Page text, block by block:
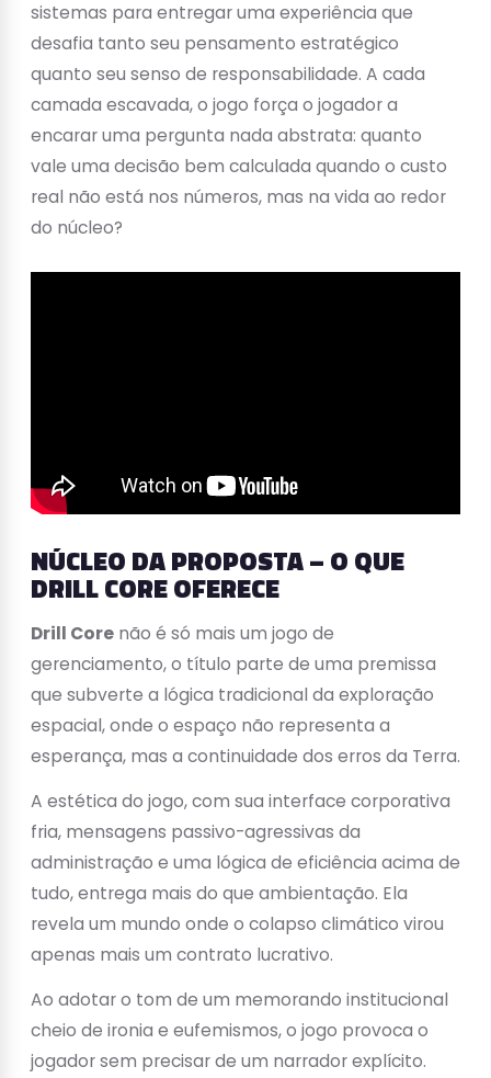
sistemas para entregar uma experiência que
desafia tanto seu pensamento estratégico
quanto seu senso de responsabilidade. A cada
camada escavada, o jogo força o jogador a
encarar uma pergunta nada abstrata: quanto
vale uma decisão bem calculada quando o custo
real não está nos números, mas na vida ao redor
do núcleo?
NÚCLEO DA PROPOSTA – O QUE
DRILL CORE OFERECE
Drill Core não é só mais um jogo de
gerenciamento, o título parte de uma premissa
que subverte a lógica tradicional da exploração
espacial, onde o espaço não representa a
esperança, mas a continuidade dos erros da Terra.
A estética do jogo, com sua interface corporativa
fria, mensagens passivo-agressivas da
administração e uma lógica de eficiência acima de
tudo, entrega mais do que ambientação. Ela
revela um mundo onde o colapso climático virou
apenas mais um contrato lucrativo.
Ao adotar o tom de um memorando institucional
cheio de ironia e eufemismos, o jogo provoca o
jogador sem precisar de um narrador explícito.